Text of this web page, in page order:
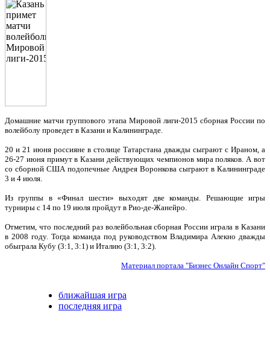
Домашние матчи группового этапа Мировой лиги-2015 сборная России по
волейболу проведет в Казани и Калининграде.
20 и 21 июня россияне в столице Татарстана дважды сыграют с Ираном, а
26-27 июня примут в Казани действующих чемпионов мира поляков. А вот
со сборной США подопечные Андрея Воронкова сыграют в Калининграде
3 и 4 июля.
Из группы в «Финал шести» выходят две команды. Решающие игры
турниры с 14 по 19 июля пройдут в Рио-де-Жанейро.
Отметим, что последний раз волейбольная сборная России играла в Казани
в 2008 году. Тогда команда под руководством Владимира Алекно дважды
обыграла Кубу (3:1, 3:1) и Италию (3:1, 3:2).
Материал портала "Бизнес Онлайн Спорт"
ближайшая игра
последняя игра